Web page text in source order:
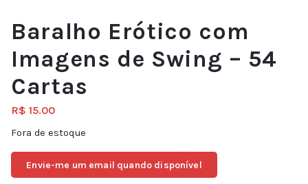
Baralho Erótico com
Imagens de Swing – 54
Cartas
R$ 15.00
Fora de estoque
Envie-me um email quando disponível